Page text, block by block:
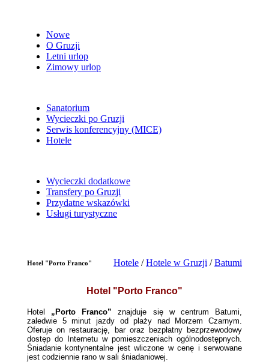
Nowe
O Gruzji
Letni urlop
Zimowy urlop
Sanatorium
Wycieczki po Gruzji
Serwis konferencyjny (MICE)
Hotele
Wycieczki dodatkowe
Transfery po Gruzji
Przydatne wskazówki
Usługi turystyczne
Hotel "Porto Franco" Hotele /Hotele w Gruzji /Batumi
Hotel "Porto Franco"
Hotel „Porto Franco” znajduje się w centrum Batumi,
zaledwie 5 minut jazdy od plaży nad Morzem Czarnym.
Oferuje on restaurację, bar oraz bezpłatny bezprzewodowy
dostęp do Internetu w pomieszczeniach ogólnodostępnych.
Śniadanie kontynentalne jest wliczone w cenę i serwowane
jest codziennie rano w sali śniadaniowej.